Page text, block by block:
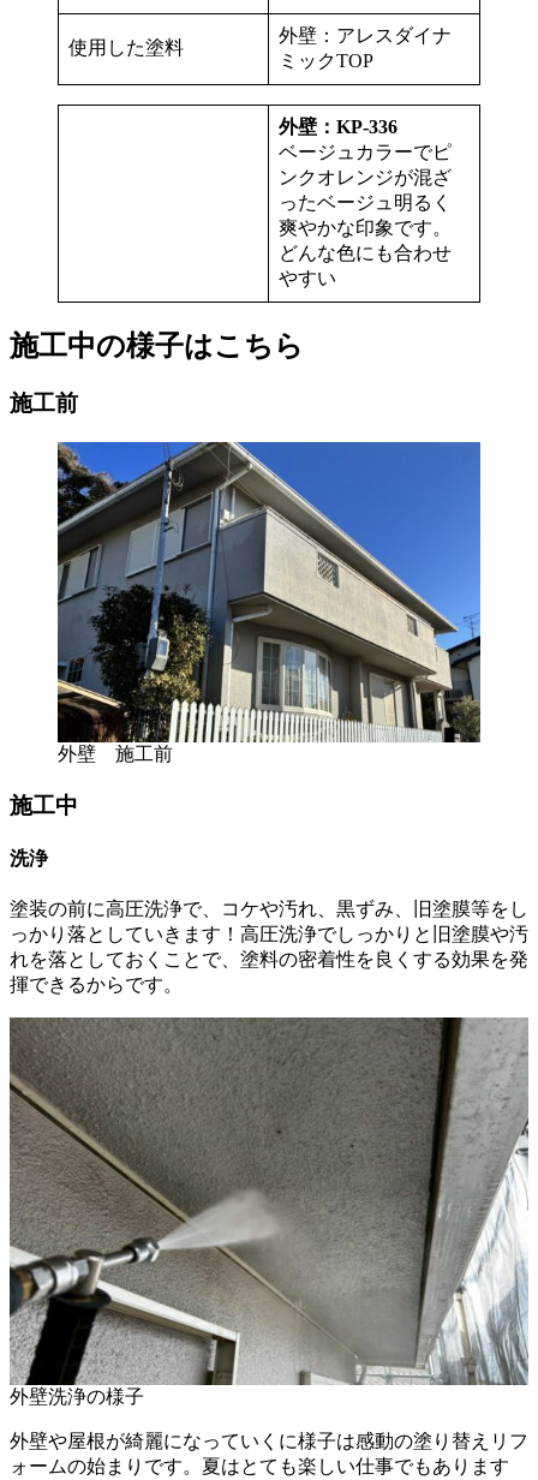
使用した塗料
外壁：アレスダイナ
ミックTOP
外壁：KP-336
ベージュカラーでピ
ンクオレンジが混ざ
ったベージュ明るく
爽やかな印象です。
どんな色にも合わせ
やすい
施工中の様子はこちら
施工前
外壁 施工前
施工中
洗浄
塗装の前に高圧洗浄で、コケや汚れ、黒ずみ、旧塗膜等をし
っかり落としていきます！高圧洗浄でしっかりと旧塗膜や汚
れを落としておくことで、塗料の密着性を良くする効果を発
揮できるからです。
外壁洗浄の様子
外壁や屋根が綺麗になっていくに様子は感動の塗り替えリフ
ォームの始まりです。夏はとても楽しい仕事でもあります